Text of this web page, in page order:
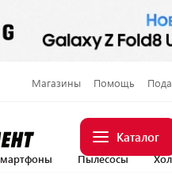
Магазины Помощь
Каталог
Пылесосы